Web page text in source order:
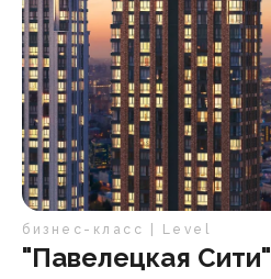
бизнес-класс | Level
"Павелецкая Сити"